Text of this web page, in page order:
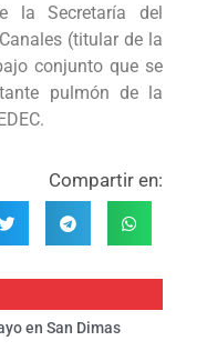
la Secretaría del
(titular de la
conjunto que se
pulmón de la
Compartir en:
en San Dimas